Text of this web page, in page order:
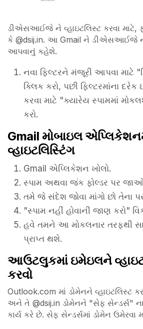
ડીએસઆઈજે ને વ્હાઇટલિસ્ટ કરવા માટે,
કે @dsij.in. આ Gmail ને ડીએસઆઈજે
આપવાનું કહેશે.
નવા ફિલ્ટરને મંજૂરી આપવા માટે
ક્લિક કરો, પછી ફિલ્ટરમાંના
કરવા માટે "ક્યારેય સ્પામમાં
કરો.
Gmail મોબાઇલ
વ્હાઇટલિસ્ટિંગ
Gmail એપ્લિકેશન ખોલો.
સ્પામ અથવા જંક ફોલ્ડર પર
તમે જે સંદેશ જોવા માંગો છો તેના
"સ્પામ નહીં હોવાની જાણ કરો"
હવે તમને આ મોકલનાર તરફથી
પ્રાપ્ત થશે.
આઉટલુકમાં ઇમેઇલને
કરવો
Outlook.com માં ડોમેનને
અને તે @dsij.in ડોમેનને "સેફ સેન્ડર્સ"
કાર્ય કરે છે. સેફ સેન્ડર્સમાં ડોમેન ઉમેરવા